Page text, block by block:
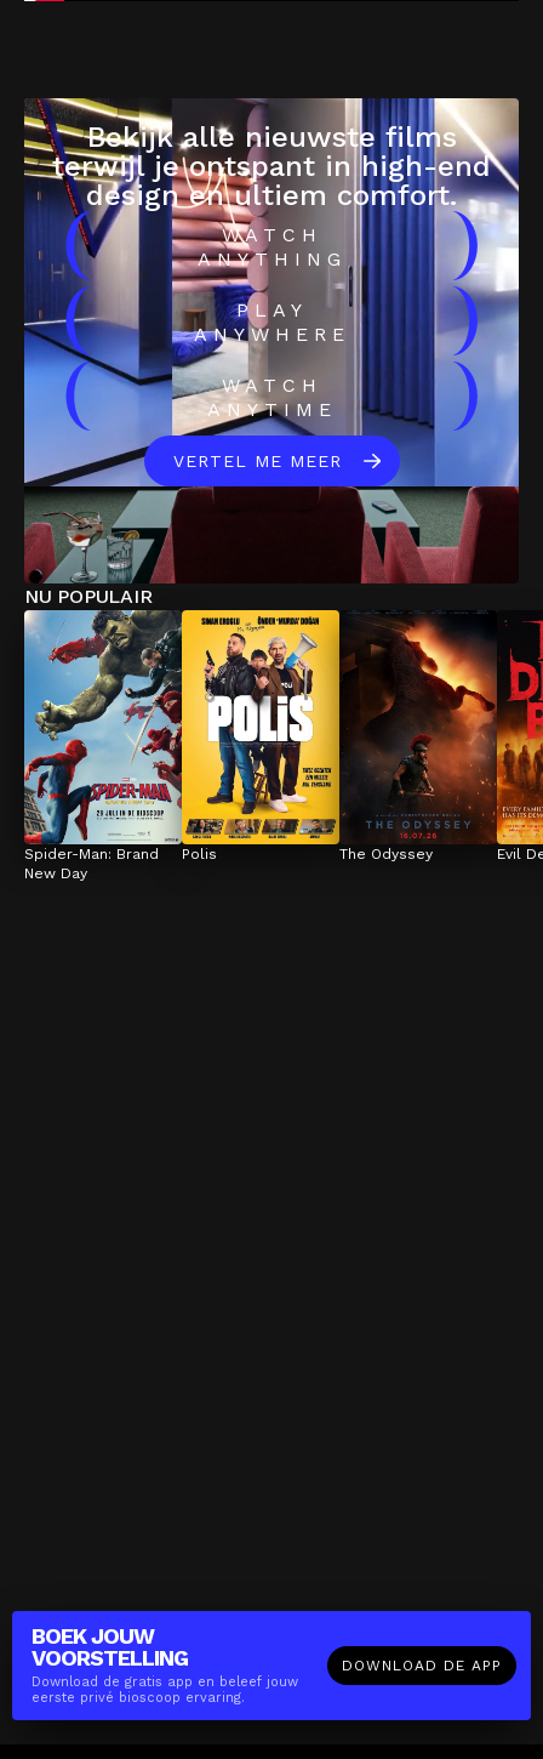
BOEK JOUW
VOORSTELLING
Download de gratis app en beleef jouw
eerste privé bioscoop ervaring.
DOWNLOAD DE APP
Bekijk alle nieuwste films
terwijl je ontspant in high-end
design en ultiem comfort.
(
WATCH
ANYTHING
)
(
PLAY
ANYWHERE
)
(
WATCH
ANYTIME
)
VERTEL ME MEER
NU POPULAIR
Spider-Man: Brand
New Day
Polis The Odyssey Evil